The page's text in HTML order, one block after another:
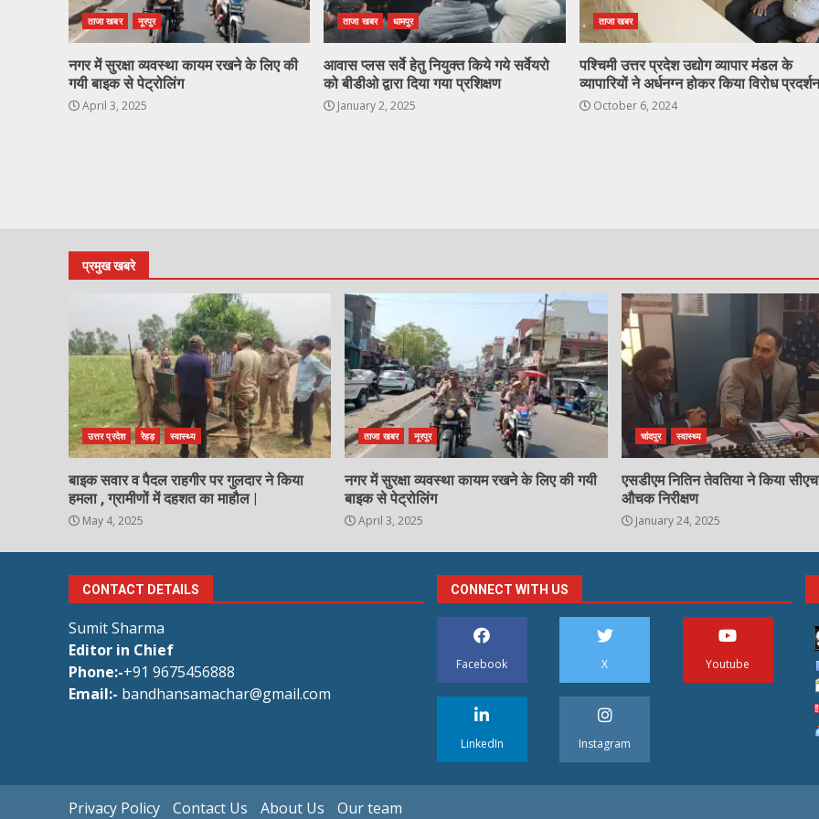
ताजा खबर नूरपुर
नगर में सुरक्षा व्यवस्था कायम रखने के लिए की
गयी बाइक से पेट्रोलिंग
April 3, 2025
ताजा खबर धामपुर
आवास प्लस सर्वे हेतु नियुक्त किये गये सर्वेयरो
को बीडीओ द्वारा दिया गया प्रशिक्षण
January 2, 2025
ताजा खबर
पश्चिमी उत्तर प्रदेश उद्योग व्यापार मंडल के
व्यापारियों ने अर्धनग्न होकर किया विरोध प्रदर्शन
October 6, 2024
प्रमुख खबरे
उत्तर प्रदेश रेहड़ स्वास्थ्य
बाइक सवार व पैदल राहगीर पर गुलदार ने किया
हमला , ग्रामीणों में दहशत का माहौल |
May 4, 2025
ताजा खबर नूरपुर
नगर में सुरक्षा व्यवस्था कायम रखने के लिए की गयी
बाइक से पेट्रोलिंग
April 3, 2025
चांदपुर स्वास्थ्य
एसडीएम नितिन तेवतिया ने किया
औचक निरीक्षण
January 24, 2025
CONTACT DETAILS
Sumit Sharma
Editor in Chief
Phone:-+91 9675456888
Email:- bandhansamachar@gmail.com
CONNECT WITH US
Facebook X Youtube
LinkedIn Instagram
Privacy Policy Contact Us About Us Our team